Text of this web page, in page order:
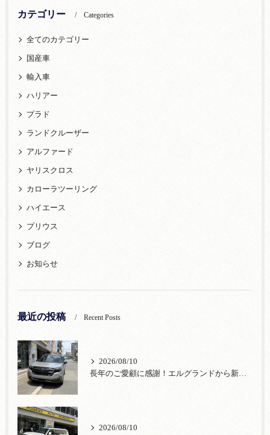
カテゴリー Categories
全てのカテゴリー
国産車
輸入車
ハリアー
プラド
ランドクルーザー
アルファード
ヤリスクロス
カローラツーリング
ハイエース
プリウス
ブログ
お知らせ
最近の投稿 Recent Posts
2026/08/10
長年のご愛顧に感謝！エルグランドから新車フォレスターへお乗換え！
2026/08/10